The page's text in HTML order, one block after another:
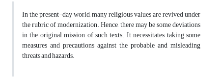
In the present-day world, many religious values are revived under
the rubric of modernization. Hence, there may be some deviations
in the original mission of such texts. It necessitates taking some
measures and precautions against the probable and misleading
threats and hazards.